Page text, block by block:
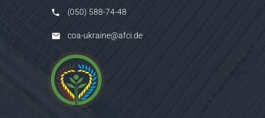
(050) 588-74-48
coa-ukraine@afci.de